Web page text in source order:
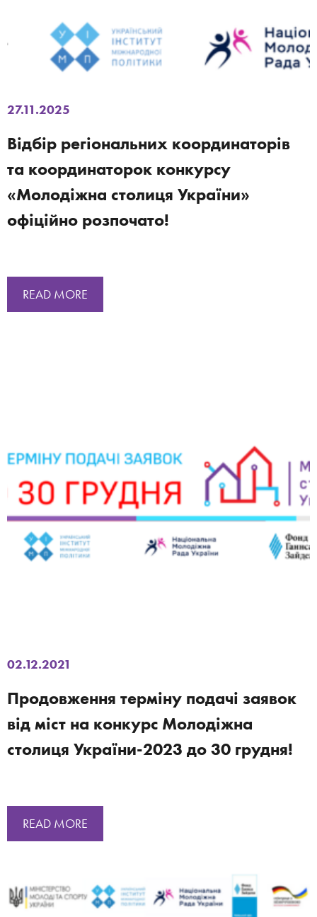
27.11.2025
Відбір регіональних координаторів
та координаторок конкурсу
«Молодіжна столиця України»
офіційно розпочато!
READ MORE
02.12.2021
Продовження терміну подачі заявок
від міст на конкурс Молодіжна
столиця України-2023 до 30 грудня!
READ MORE